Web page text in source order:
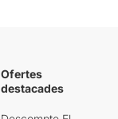
Ofertes
destacades